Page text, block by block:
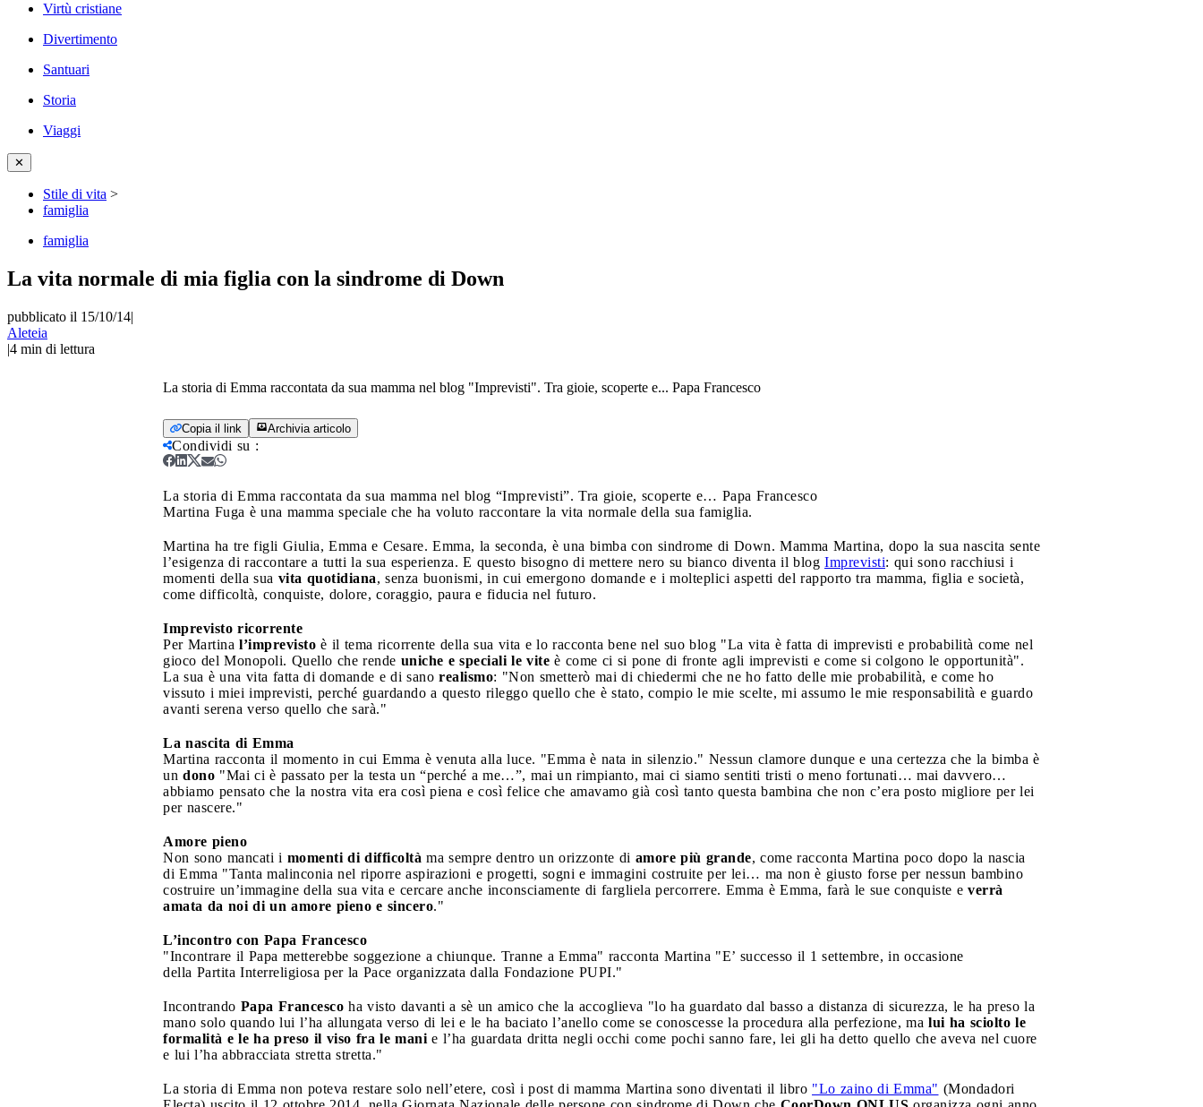
Virtù cristiane
Divertimento
Santuari
Storia
Viaggi
✕
Stile di vita >
famiglia
famiglia
La vita normale di mia figlia con la sindrome di Down
pubblicato il 15/10/14|
Aleteia
|4 min di lettura
La storia di Emma raccontata da sua mamma nel blog "Imprevisti". Tra gioie, scoperte e... Papa Francesco
Copia il link Archivia articolo
Condividi su :
La storia di Emma raccontata da sua mamma nel blog “Imprevisti”. Tra gioie, scoperte e… Papa Francesco
Martina Fuga è una mamma speciale che ha voluto raccontare la vita normale della sua famiglia.
Martina ha tre figli Giulia, Emma e Cesare. Emma, la seconda, è una bimba con sindrome di Down. Mamma Martina, dopo la sua nascita sente
l’esigenza di raccontare a tutti la sua esperienza. E questo bisogno di mettere nero su bianco diventa il blog Imprevisti: qui sono racchiusi i
momenti della sua vita quotidiana, senza buonismi, in cui emergono domande e i molteplici aspetti del rapporto tra mamma, figlia e società,
come difficoltà, conquiste, dolore, coraggio, paura e fiducia nel futuro.
Imprevisto ricorrente
Per Martina l’imprevisto è il tema ricorrente della sua vita e lo racconta bene nel suo blog "La vita è fatta di imprevisti e probabilità come nel
gioco del Monopoli. Quello che rende uniche e speciali le vite è come ci si pone di fronte agli imprevisti e come si colgono le opportunità".
La sua è una vita fatta di domande e di sano realismo: "Non smetterò mai di chiedermi che ne ho fatto delle mie probabilità, e come ho
vissuto i miei imprevisti, perché guardando a questo rileggo quello che è stato, compio le mie scelte, mi assumo le mie responsabilità e guardo
avanti serena verso quello che sarà."
La nascita di Emma
Martina racconta il momento in cui Emma è venuta alla luce. "Emma è nata in silenzio." Nessun clamore dunque e una certezza che la bimba è
un dono "Mai ci è passato per la testa un “perché a me…”, mai un rimpianto, mai ci siamo sentiti tristi o meno fortunati… mai davvero…
abbiamo pensato che la nostra vita era così piena e così felice che amavamo già così tanto questa bambina che non c’era posto migliore per lei
per nascere."
Amore pieno
Non sono mancati i momenti di difficoltà ma sempre dentro un orizzonte di amore più grande, come racconta Martina poco dopo la nascia
di Emma "Tanta malinconia nel riporre aspirazioni e progetti, sogni e immagini costruite per lei… ma non è giusto forse per nessun bambino
costruire un’immagine della sua vita e cercare anche inconsciamente di fargliela percorrere. Emma è Emma, farà le sue conquiste e verrà
amata da noi di un amore pieno e sincero."
L’incontro con Papa Francesco
"Incontrare il Papa metterebbe soggezione a chiunque. Tranne a Emma" racconta Martina "E’ successo il 1 settembre, in occasione
della Partita Interreligiosa per la Pace organizzata dalla Fondazione PUPI."
Incontrando Papa Francesco ha visto davanti a sè un amico che la accoglieva "lo ha guardato dal basso a distanza di sicurezza, le ha preso la
mano solo quando lui l’ha allungata verso di lei e le ha baciato l’anello come se conoscesse la procedura alla perfezione, ma lui ha sciolto le
formalità e le ha preso il viso fra le mani e l’ha guardata dritta negli occhi come pochi sanno fare, lei gli ha detto quello che aveva nel cuore
e lui l’ha abbracciata stretta stretta."
La storia di Emma non poteva restare solo nell’etere, così i post di mamma Martina sono diventati il libro "Lo zaino di Emma" (Mondadori